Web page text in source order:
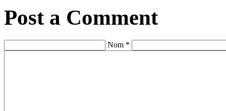
Post a Comment
Nom *